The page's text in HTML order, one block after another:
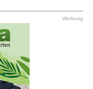
Werbung